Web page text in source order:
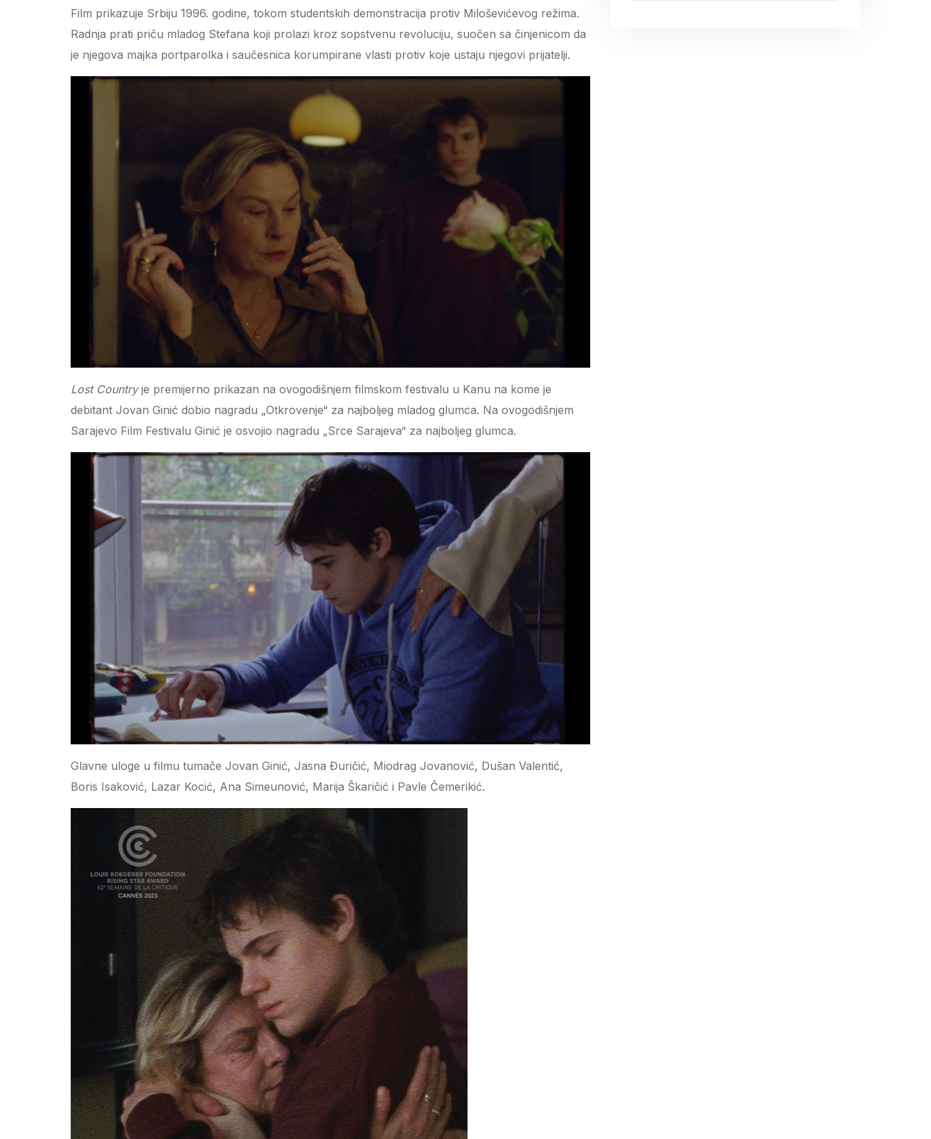
Film prikazuje Srbiju 1996. godine, tokom studentskih demonstracija protiv Miloševićevog režima.
Radnja prati priču mladog Stefana koji prolazi kroz sopstvenu revoluciju, suočen sa činjenicom da
je njegova majka portparolka i saučesnica korumpirane vlasti protiv koje ustaju njegovi prijatelji.
Lost Countryje premijerno prikazan na ovogodišnjem filmskom festivalu u Kanu na kome je
debitant Jovan Ginić dobio nagradu „Otkrovenje“ za najboljeg mladog glumca. Na ovogodišnjem
Sarajevo Film Festivalu Ginić je osvojio nagradu „Srce Sarajeva“ za najboljeg glumca.
Glavne uloge u filmu tumače Jovan Ginić, Jasna Đuričić, Miodrag Jovanović, Dušan Valentić,
Boris Isaković, Lazar Kocić, Ana Simeunović, Marija Škaričić i Pavle Čemerikić.